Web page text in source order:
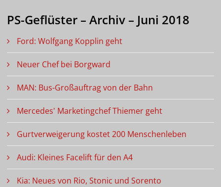
PS-Geflüster – Archiv – Juni 2018
Ford: Wolfgang Kopplin geht
Neuer Chef bei Borgward
MAN: Bus-Großauftrag von der Bahn
Mercedes' Marketingchef Thiemer geht
Gurtverweigerung kostet 200 Menschenleben
Audi: Kleines Facelift für den A4
Kia: Neues von Rio, Stonic und Sorento